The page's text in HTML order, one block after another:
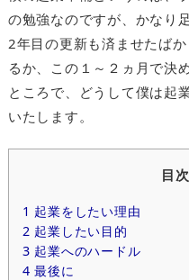
の勉強なのですが、かなり
2年目の更新も済ませたば
るか、この１～２ヵ月で決
ところで、どうして僕は起
いたします。
目次
1 起業をしたい理由
2 起業したい目的
3 起業へのハードル
4 最後に